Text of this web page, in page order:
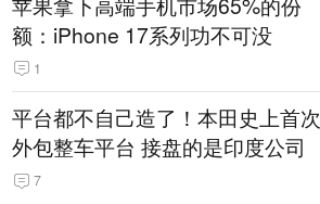
额：iPhone 17系列功不可没
1
平台都不自己造了！本田史上首次
外包整车平台 接盘的是印度公司
7